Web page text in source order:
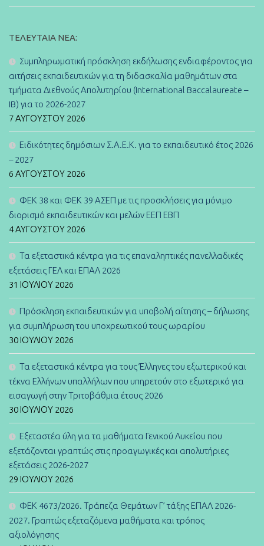
ΤΕΛΕΥΤΑΊΑ ΝΈΑ:
Συμπληρωματική πρόσκληση εκδήλωσης ενδιαφέροντος για
αιτήσεις εκπαιδευτικών για τη διδασκαλία μαθημάτων στα
τμήματα Διεθνούς Απολυτηρίου (International Baccalaureate –
IB) για το 2026-2027
7 ΑΥΓΟΎΣΤΟΥ 2026
Ειδικότητες δημόσιων Σ.Α.Ε.Κ. για το εκπαιδευτικό έτος 2026
– 2027
6 ΑΥΓΟΎΣΤΟΥ 2026
ΦΕΚ 38 και ΦΕΚ 39 ΑΣΕΠ με τις προσκλήσεις για μόνιμο
διορισμό εκπαιδευτικών και μελών ΕΕΠ ΕΒΠ
4 ΑΥΓΟΎΣΤΟΥ 2026
Τα εξεταστικά κέντρα για τις επαναληπτικές πανελλαδικές
εξετάσεις ΓΕΛ και ΕΠΑΛ 2026
31 ΙΟΥΛΊΟΥ 2026
Πρόσκληση εκπαιδευτικών για υποβολή αίτησης – δήλωσης
για συμπλήρωση του υποχρεωτικού τους ωραρίου
30 ΙΟΥΛΊΟΥ 2026
Τα εξεταστικά κέντρα για τους Έλληνες του εξωτερικού και
τέκνα Ελλήνων υπαλλήλων που υπηρετούν στο εξωτερικό για
εισαγωγή στην Τριτοβάθμια έτους 2026
30 ΙΟΥΛΊΟΥ 2026
Εξεταστέα ύλη για τα μαθήματα Γενικού Λυκείου που
εξετάζονται γραπτώς στις προαγωγικές και απολυτήριες
εξετάσεις 2026-2027
29 ΙΟΥΛΊΟΥ 2026
ΦΕΚ 4673/2026. Τράπεζα Θεμάτων Γ’ τάξης ΕΠΑΛ 2026-
2027. Γραπτώς εξεταζόμενα μαθήματα και τρόπος
αξιολόγησης